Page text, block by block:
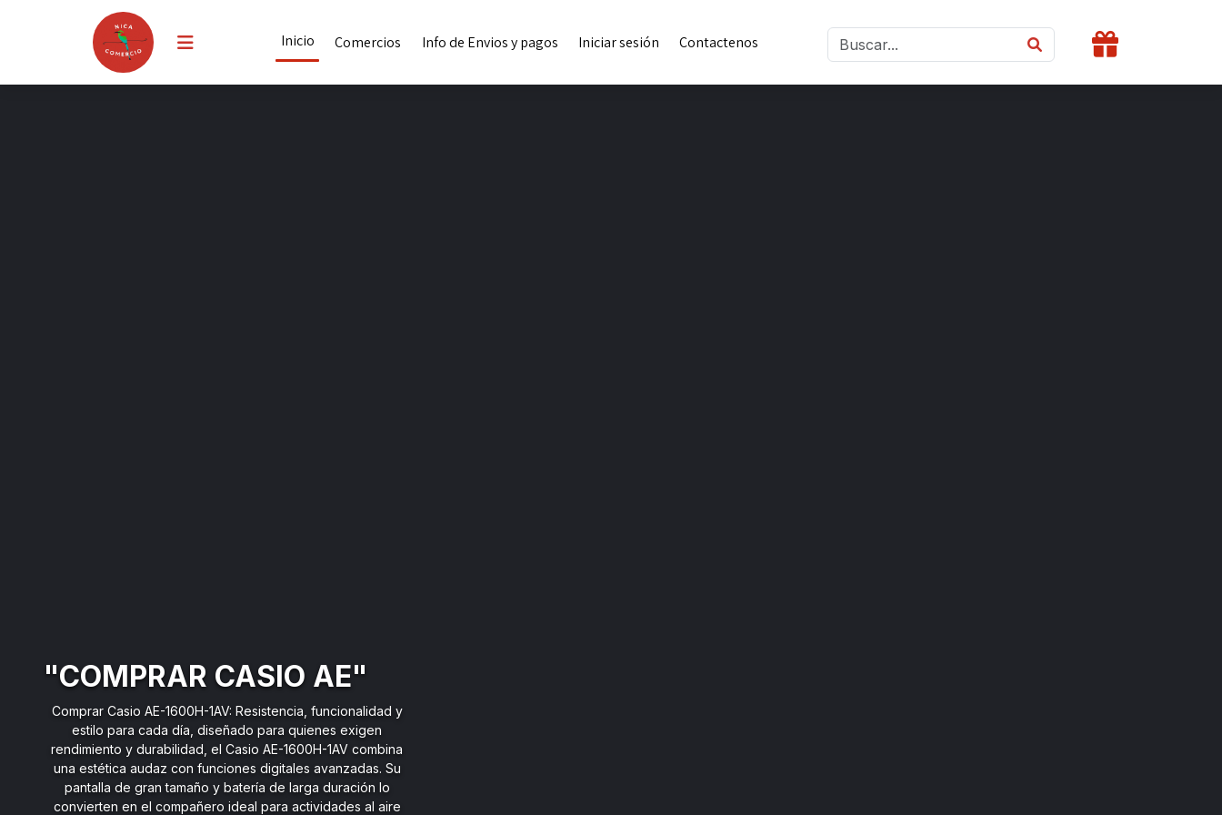
Inicio Comercios Info de Envios y pagos Iniciar sesión Contactenos
"CASIO LW"
Comprar Casio LW-204-1A: Estilo digital con diseño
compacto y funcional, este reloj digital combina un diseño
moderno y deportivo con funciones prácticas para el día a